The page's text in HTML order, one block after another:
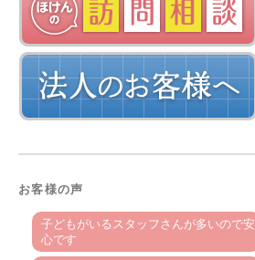
お客様の声
子どもがいるスタッフさんが多いので安
心です